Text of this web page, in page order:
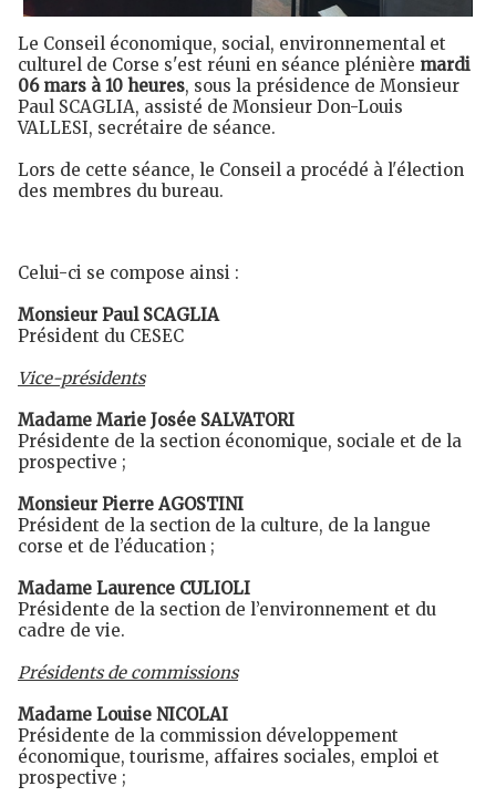
Le Conseil économique, social, environnemental et
culturel de Corse s'est réuni en séance plénière mardi
06 mars à 10 heures, sous la présidence de Monsieur
Paul SCAGLIA, assisté de Monsieur Don-Louis
VALLESI, secrétaire de séance.
Lors de cette séance, le Conseil a procédé à l'élection
des membres du bureau.
Celui-ci se compose ainsi :
Monsieur Paul SCAGLIA
Président du CESEC
Vice-présidents
Madame Marie Josée SALVATORI
Présidente de la section économique, sociale et de la
prospective ;
Monsieur Pierre AGOSTINI
Président de la section de la culture, de la langue
corse et de l’éducation ;
Madame Laurence CULIOLI
Présidente de la section de l’environnement et du
cadre de vie.
Présidents de commissions
Madame Louise NICOLAI
Présidente de la commission développement
économique, tourisme, affaires sociales, emploi et
prospective ;